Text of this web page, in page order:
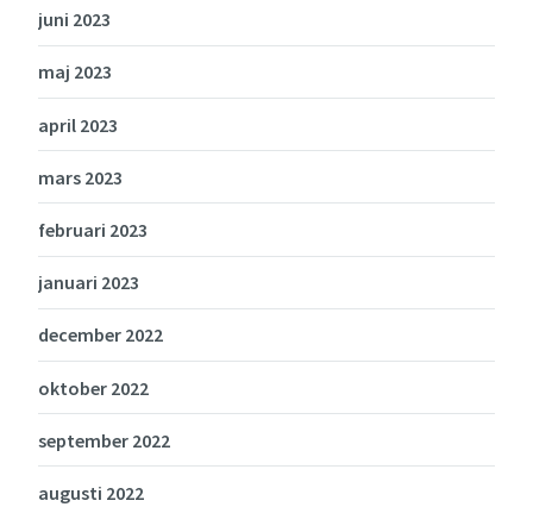
juni 2023
maj 2023
april 2023
mars 2023
februari 2023
januari 2023
december 2022
oktober 2022
september 2022
augusti 2022